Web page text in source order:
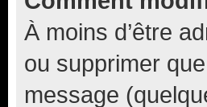
À moins d’être
ou supprimer
message